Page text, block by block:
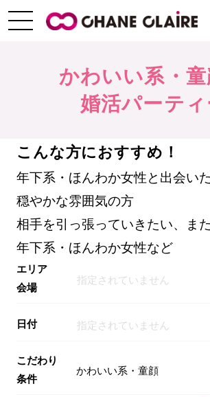
かわいい系・
婚活パーティ
こんな方におすすめ！
年下系・ほんわか女性と出会い
穏やかな雰囲気の方
相手を引っ張っていきたい、ま
年下系・ほんわか女性など
エリア
会場
指定されていません
日付 指定されていません
こだわり
条件
かわいい系・童顔